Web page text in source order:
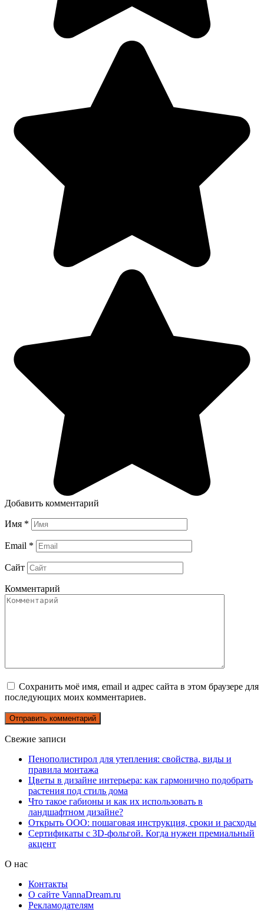
Добавить комментарий
Имя *
Email *
Сайт
Комментарий
Сохранить моё имя, email и адрес сайта в этом браузере для
последующих моих комментариев.
Свежие записи
Пенополистирол для утепления: свойства, виды и
правила монтажа
Цветы в дизайне интерьера: как гармонично подобрать
растения под стиль дома
Что такое габионы и как их использовать в
ландшафтном дизайне?
Открыть ООО: пошаговая инструкция, сроки и расходы
Сертификаты с 3D-фольгой. Когда нужен премиальный
акцент
О нас
Контакты
О сайте VannaDream.ru
Рекламодателям